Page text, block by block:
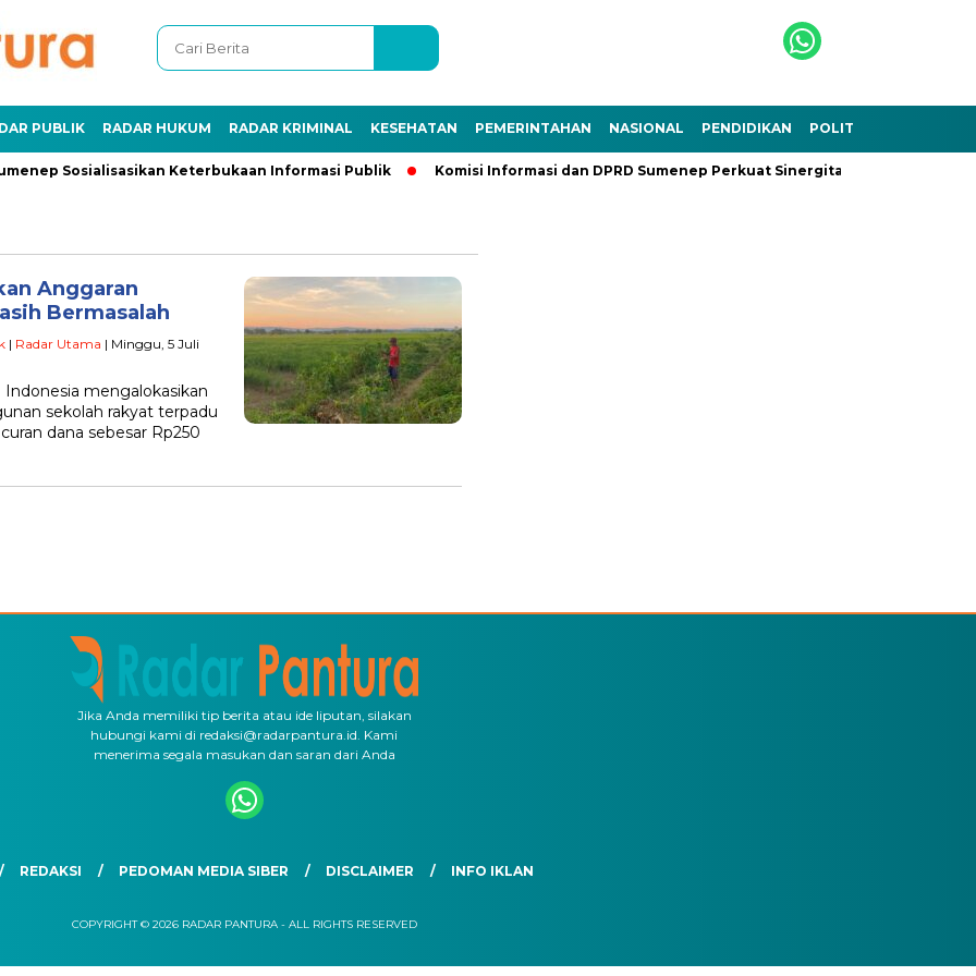
PUBLIK RADAR HUKUM RADAR KRIMINAL KESEHATAN PEMERINTAHAN NASIONAL PENDIDIKAN POLITIK
Sosialisasikan Keterbukaan Informasi Publik Komisi Informasi dan DPRD Sumenep Perkuat Sinergitas
Anggaran
Bermasalah
| Radar Utama | Minggu, 5 Juli
mengalokasikan
sekolah rakyat terpadu
dana sebesar Rp250
Jika Anda memiliki tip berita atau ide liputan, silakan
hubungi kami di redaksi@radarpantura.id. Kami
menerima segala masukan dan saran dari Anda
REDAKSI PEDOMAN MEDIA SIBER DISCLAIMER INFO IKLAN
COPYRIGHT © 2026 RADAR PANTURA - ALL RIGHTS RESERVED